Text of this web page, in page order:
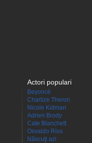
Actori populari
Beyoncé
Charlize Theron
Nicole Kidman
Adrien Brody
Cate Blanchett
Osvaldo Ríos
Născuţi azi